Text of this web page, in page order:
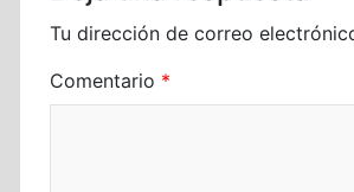
Tu dirección de correo
Comentario *